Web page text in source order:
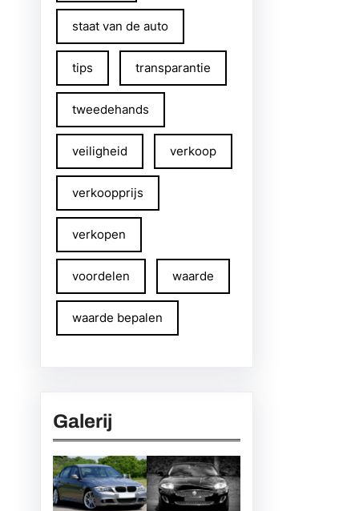
staat van de auto
tips transparantie
tweedehands
veiligheid verkoop
verkoopprijs
verkopen
voordelen waarde
waarde bepalen
Galerij